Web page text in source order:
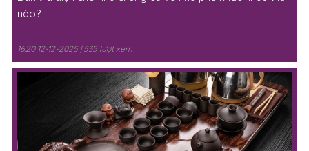
nào?
16:20 12-12-2025 | 535 lượt xem